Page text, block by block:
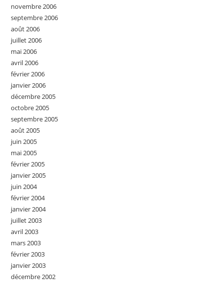
novembre 2006
septembre 2006
août 2006
juillet 2006
mai 2006
avril 2006
février 2006
janvier 2006
décembre 2005
octobre 2005
septembre 2005
août 2005
juin 2005
mai 2005
février 2005
janvier 2005
juin 2004
février 2004
janvier 2004
juillet 2003
avril 2003
mars 2003
février 2003
janvier 2003
décembre 2002